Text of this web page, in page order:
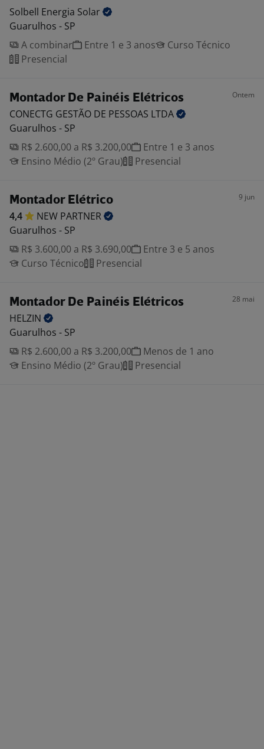
Solbell Energia Solar
Guarulhos - SP
A combinar
Entre 1 e 3 anos
Curso Técnico
Presencial
Montador De Painéis Elétricos Ontem
CONECTG GESTÃO DE PESSOAS LTDA
Guarulhos - SP
R$ 2.600,00 a R$ 3.200,00
Entre 1 e 3 anos
Ensino Médio (2º Grau)
Presencial
Montador Elétrico 9 jun
4,4 NEW PARTNER
Guarulhos - SP
R$ 3.600,00 a R$ 3.690,00
Entre 3 e 5 anos
Curso Técnico
Presencial
Montador De Painéis Elétricos 28 mai
HELZIN
Guarulhos - SP
R$ 2.600,00 a R$ 3.200,00
Menos de 1 ano
Ensino Médio (2º Grau)
Presencial